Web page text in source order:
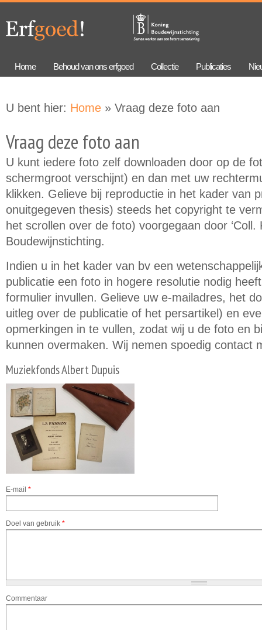
gaan
navigation
Home Behoud van ons erfgoed Collectie Publicaties
U bent hier: Home » Vraag deze foto aan
Vraag deze foto aan
U kunt iedere foto zelf downloaden door op de
schermgroot verschijnt) en dan met uw
klikken. Gelieve bij reproductie in het kader van
onuitgegeven thesis) steeds het copyright te
het scrollen over de foto) voorgegaan door ‘Coll.
Boudewijnstichting.
Indien u in het kader van bv een
publicatie een foto in hogere resolutie nodig
formulier invullen. Gelieve uw e-mailadres, het
uitleg over de publicatie of het persartikel) en
opmerkingen in te vullen, zodat wij u de foto en
kunnen overmaken. Wij nemen spoedig contact
Muziekfonds Albert Dupuis
E-mail *
Doel van gebruik *
Commentaar